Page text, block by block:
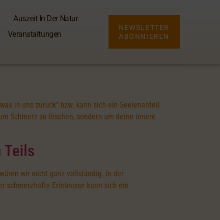
Auszeit In Der Natur
Veranstaltungen
NEWSLETTER
ABONNIEREN
in uns zurück“ bzw. kann sich ein Seelenanteil
Schmerz zu löschen, sondern um deine innere
Teils
wir nicht ganz vollständig. In der
schmerzhafte Erlebnisse kann sich ein